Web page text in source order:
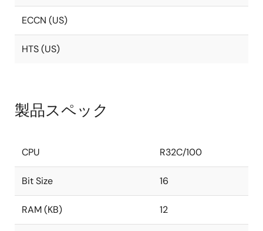
ECCN (US)
HTS (US)
製品スペック
CPU R32C/100
Bit Size 16
RAM (KB) 12